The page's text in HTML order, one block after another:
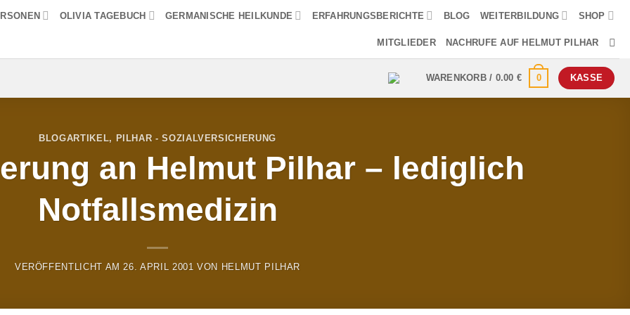
OLIVIA TAGEBUCH GERMANISCHE HEILKUNDE ERFAHRUNGSBERICHTE BLOG WEITERBILDUNG SHOP
MITGLIEDER NACHRUFE AUF HELMUT PILHAR
WARENKORB / 0.00 € 0 KASSE
BLOGARTIKEL, PILHAR - SOZIALVERSICHERUNG
an Helmut Pilhar – lediglich
Notfallsmedizin
VERÖFFENTLICHT AM26. APRIL 2001 VON HELMUT PILHAR